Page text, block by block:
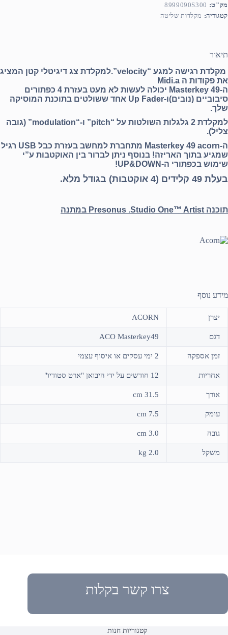
מק"ט: 8999090S300
קטגוריה: מקלדות שליטה
תיאור
מקלדת רגישה למגע “velocity”.למקלדת צג דיגיטלי קטן המציג
את פקודות ה Midi.a
ה-Masterkey 49 יכולה לעשות לא מעט בעזרת 4 כפתורים
סיבוביים (נובים)ו-Up Fader אחד ששולטים בתוכנת המוסיקה
שלך.
למקלדת 2 גלגלות השולטות על “pitch” ו-“modulation” (גובה
צליל).
ה-Masterkey 49 acorn מתחברת למחשב בעזרת כבל USB רגיל
שמגיע בתוך האריזה! בנוסף ניתן לברור בין האוקטבות ע”י
שימוש בכפתורי ה-UP&DOWN!
בעלת 49 קלידים (4 אוקטבות) בגודל מלא.
תוכנה Presonus .Studio One™ Artist במתנה
מידע נוסף
יצרן ACORN
דגם ACO Masterkey49
זמן אספקה 2 ימי עסקים או איסוף עצמי
אחריות 12 חודשים על ידי היבואן "ארט סטודיו"
אורך 31.5 cm
עומק 7.5 cm
גובה 3.0 cm
משקל 2.0 kg
צרו קשר בקלות
קטגוריות חנות